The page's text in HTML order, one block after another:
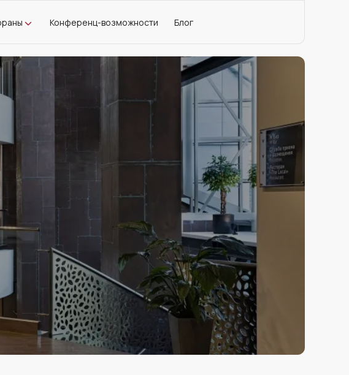
Конференц-возможности Блог